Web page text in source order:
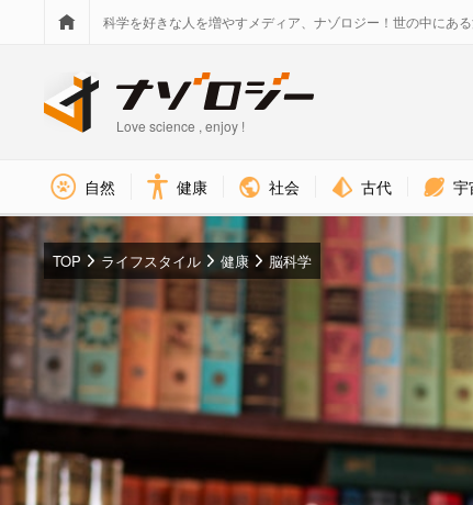
科学を好きな人を増やすメディア、ナゾロジー！世の中にあ
Love science , enjoy !
自然 健康 社会 古代 宇
TOP ライフスタイル 健康 脳科学